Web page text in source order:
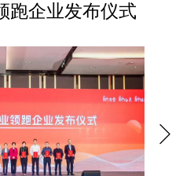
跑企业发布仪式